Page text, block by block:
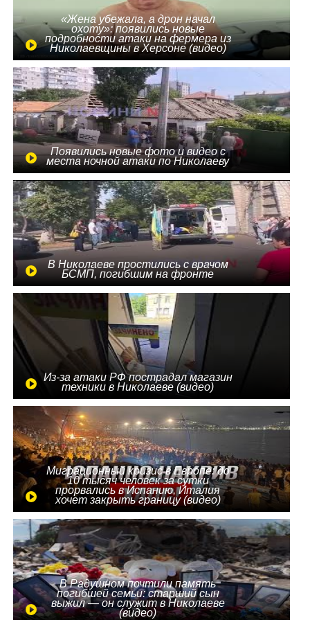
«Жена убежала, а дрон начал
охоту»: появились новые
подробности атаки на фермера из
Николаевщины в Херсоне (видео)
Появились новые фото и видео с
места ночной атаки по Николаеву
В Николаеве простились с врачом
БСМП, погибшим на фронте
Из-за атаки РФ пострадал магазин
техники в Николаеве (видео)
Миграционный кризис в Европе: до
10 тысяч человек за сутки
прорвались в Испанию, Италия
хочет закрыть границу (видео)
В Радушном почтили память
погибшей семьи: старший сын
выжил — он служит в Николаеве
(видео)